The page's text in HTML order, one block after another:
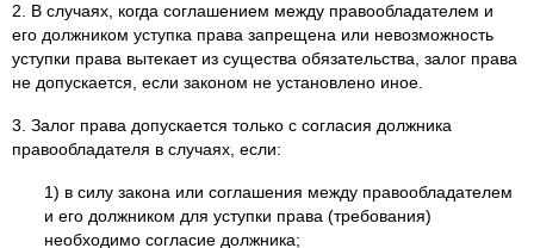
2. В случаях, когда соглашением между правообладателем и
его должником уступка права запрещена или невозможность
уступки права вытекает из существа обязательства, залог права
не допускается, если законом не установлено иное.
3. Залог права допускается только с согласия должника
правообладателя в случаях, если:
1) в силу закона или соглашения между правообладателем
и его должником для уступки права (требования)
необходимо согласие должника;